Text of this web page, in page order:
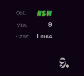
9.
Ost:
9
Max:
msc
Czas: